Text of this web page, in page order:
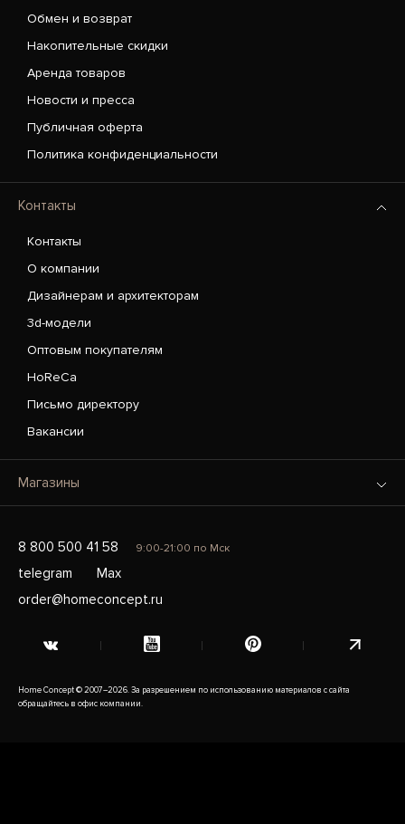
Обмен и возврат
Накопительные скидки
Аренда товаров
Новости и пресса
Публичная оферта
Политика конфиденциальности
Контакты
Контакты
О компании
Дизайнерам и архитекторам
3d-модели
Оптовым покупателям
HoReCa
Письмо директору
Вакансии
Магазины
8 800 500 41 58 9:00-21:00 по Мск
telegram
Max
order@homeconcept.ru
Home Concept © 2007–2026. За разрешением по использованию материалов с сайта
обращайтесь в офис компании.